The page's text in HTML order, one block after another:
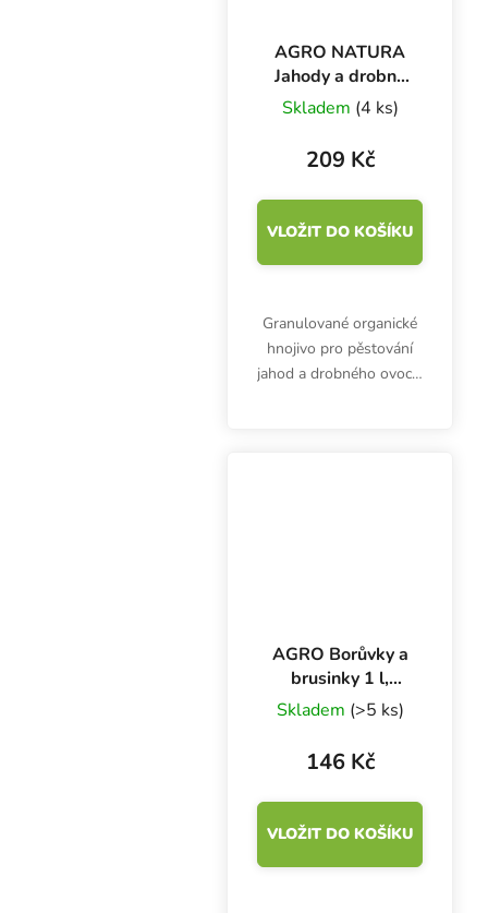
AGRO NATURA
Jahody a drobné
ovoce 1.5 kg,
přírodní hnojivo
Skladem (4 ks)
209 Kč
VLOŽIT DO KOŠÍKU
Granulované organické
hnojivo pro pěstování
jahod a drobného ovoce.
AGRO Borůvky a
brusinky 1 l,
základní hnojivo
Skladem (>5 ks)
146 Kč
VLOŽIT DO KOŠÍKU